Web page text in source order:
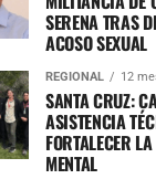
SERENA TRAS
ACOSO SEXUAL
REGIONAL 12
SANTA CRUZ:
ASISTENCIA
FORTALECER
MENTAL